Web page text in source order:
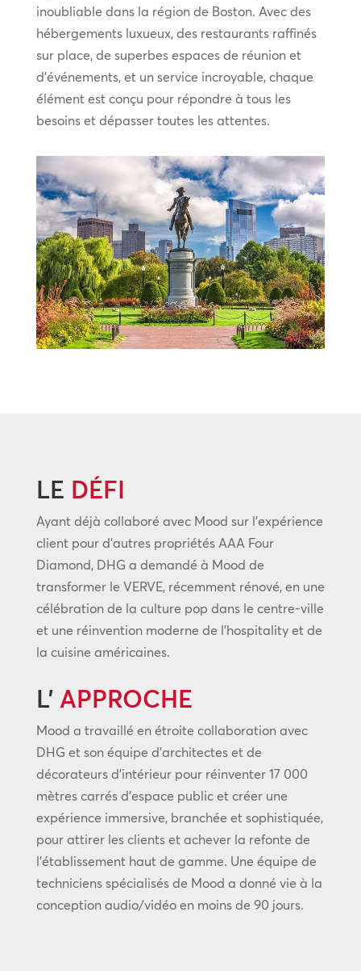
inoubliable dans la région de Boston. Avec des
hébergements luxueux, des restaurants raffinés
sur place, de superbes espaces de réunion et
d’événements, et un service incroyable, chaque
élément est conçu pour répondre à tous les
besoins et dépasser toutes les attentes.
LE DÉFI
Ayant déjà collaboré avec Mood sur l’expérience
client pour d’autres propriétés AAA Four
Diamond, DHG a demandé à Mood de
transformer le VERVE, récemment rénové, en une
célébration de la culture pop dans le centre-ville
et une réinvention moderne de l’hospitality et de
la cuisine américaines.
L’ APPROCHE
Mood a travaillé en étroite collaboration avec
DHG et son équipe d’architectes et de
décorateurs d’intérieur pour réinventer 17 000
mètres carrés d’espace public et créer une
expérience immersive, branchée et sophistiquée,
pour attirer les clients et achever la refonte de
l’établissement haut de gamme. Une équipe de
techniciens spécialisés de Mood a donné vie à la
conception audio/vidéo en moins de 90 jours.